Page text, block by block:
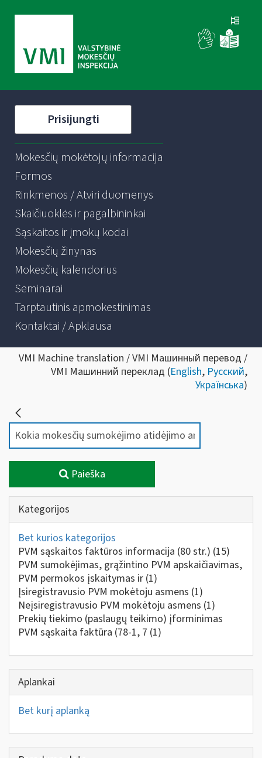
Prisijungti
Mokesčių mokėtojų informacija
Formos
Rinkmenos / Atviri duomenys
Skaičiuoklės ir pagalbininkai
Sąskaitos ir įmokų kodai
Mokesčių žinynas
Mokesčių kalendorius
Seminarai
Tarptautinis apmokestinimas
Kontaktai / Apklausa
VMI Machine translation / VMI Машинный перевод /
VMI Машинний переклад (English, Русский,
Українська)
Paieška
Kategorijos
Bet kurios kategorijos
PVM sąskaitos faktūros informacija (80 str.) (15)
PVM sumokėjimas, grąžintino PVM apskaičiavimas,
PVM permokos įskaitymas ir (1)
Įsiregistravusio PVM mokėtoju asmens (1)
Neįsiregistravusio PVM mokėtoju asmens (1)
Prekių tiekimo (paslaugų teikimo) įforminimas
PVM sąskaita faktūra (78-1, 7 (1)
Aplankai
Bet kurį aplanką